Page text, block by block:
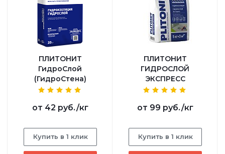
ПЛИТОНИТ
ГидроСлой
(ГидроСтена)
от 42 руб./кг
Купить в 1 клик
ПЛИТОНИТ
ГИДРОСЛОЙ
ЭКСПРЕСС
от 99 руб./кг
Купить в 1 клик